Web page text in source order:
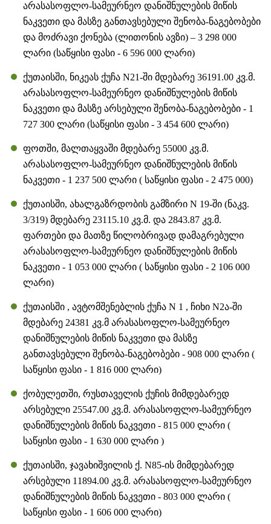
არასასოფლო-სამეურნეო დანიშნულების მიწის
ნაკვეთი და მასზე განთავსებული შენობა-ნაგებობები
და მოძრავი ქონება (ლითონის ავზი) – 3 298 000
ლარი (საწყისი ფასი - 6 596 000 ლარი)
ქუთაისში, ნიკეას ქუჩა N21-ში მდებარე 36191.00 კვ.მ.
არასასოფლო-სამეურნეო დანიშნულების მიწის
ნაკვეთი და მასზე არსებული შენობა-ნაგებობები - 1
727 300 ლარი (საწყისი ფასი - 3 454 600 ლარი)
ფოთში, მალთაყვაში მდებარე 55000 კვ.მ.
არასასოფლო-სამეურნეო დანიშნულების მიწის
ნაკვეთი - 1 237 500 ლარი ( საწყისი ფასი - 2 475 000)
ქუთაისში, ახალგაზრდობის გამზირი N 19-ში (ნაკვ.
3/319) მდებარე 23115.10 კვ.მ. და 2843.87 კვ.მ.
ფართები და მათზე წილობრივად დამაგრებული
არასასოფლო-სამეურნეო დანიშნულების მიწის
ნაკვეთი - 1 053 000 ლარი ( საწყისი ფასი - 2 106 000
ლარი)
ქუთაისში , ავტომშენებლის ქუჩა N 1 , ჩიხი N2ა-ში
მდებარე 24381 კვ.მ არასასოფლო-სამეურნეო
დანიშნულების მიწის ნაკვეთი და მასზე
განთავსებული შენობა-ნაგებობები - 908 000 ლარი (
საწყისი ფასი - 1 816 000 ლარი)
ქობულეთში, რუსთაველის ქუჩის მიმდებარედ
არსებული 25547.00 კვ.მ. არასასოფლო-სამეურნეო
დანიშნულების მიწის ნაკვეთი - 815 000 ლარი (
საწყისი ფასი - 1 630 000 ლარი )
ქუთაისში, ჯავახიშვილის ქ. N85-ის მიმდებარედ
არსებული 11894.00 კვ.მ. არასასოფლო-სამეურნეო
დანიშნულების მიწის ნაკვეთი - 803 000 ლარი (
საწყისი ფასი - 1 606 000 ლარი)